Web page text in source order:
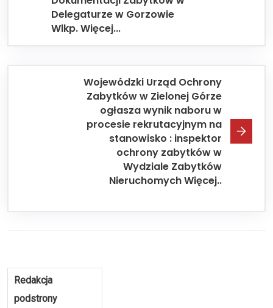
Delegaturze w Gorzowie
Wlkp. Więcej...
Wojewódzki Urząd Ochrony
Zabytków w Zielonej Górze
ogłasza wynik naboru w
procesie rekrutacyjnym na
stanowisko : inspektor
ochrony zabytków w
Wydziale Zabytków
Nieruchomych Więcej..
Redakcja
podstrony